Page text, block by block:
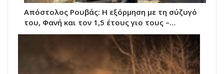
Απόστολος Ρουβάς: Η εξόρμηση με τη σύζυγό
του, Φανή και τον 1,5 έτους γιο τους –…